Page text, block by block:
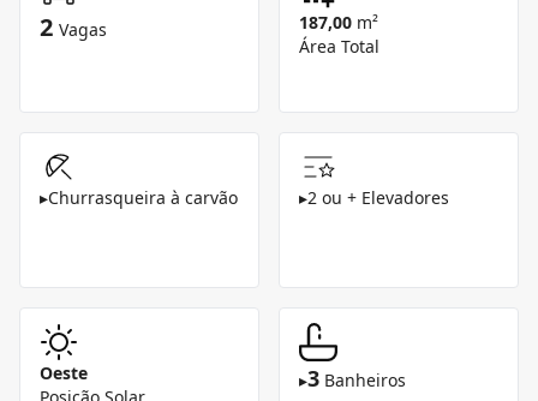
2 Vagas 187,00 m²
Área Total
▸Churrasqueira à carvão ▸2 ou + Elevadores
Oeste
▸3 Banheiros